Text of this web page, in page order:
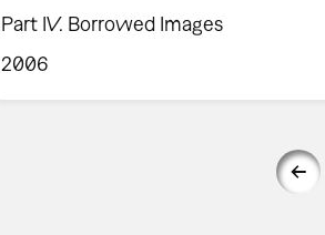
Part IV. Borrowed Images
2006